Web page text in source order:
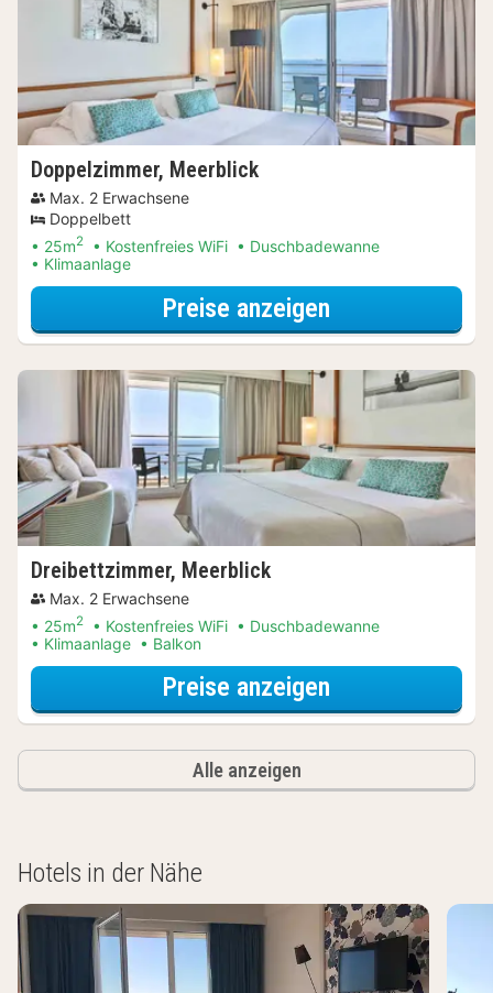
Doppelzimmer, Meerblick
Max. 2 Erwachsene
Doppelbett
25m2 Kostenfreies WiFi
Duschbadewanne
Klimaanlage
Preise anzeigen
Dreibettzimmer, Meerblick
Max. 2 Erwachsene
25m2 Kostenfreies WiFi
Duschbadewanne
Klimaanlage
Balkon
Preise anzeigen
Alle anzeigen
Hotels in der Nähe